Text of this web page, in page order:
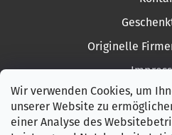
Wir verwenden Cookies, um
unserer Website zu
einer Analyse des
Originelle
Rückgabe